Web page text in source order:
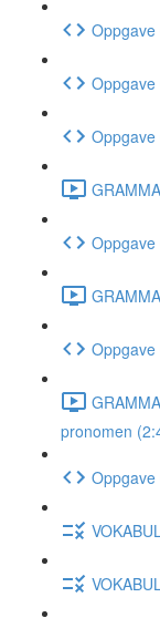
Oppgave
Oppgave
pronomen